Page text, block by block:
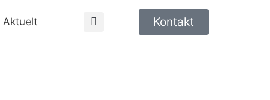
Aktuelt Kontakt